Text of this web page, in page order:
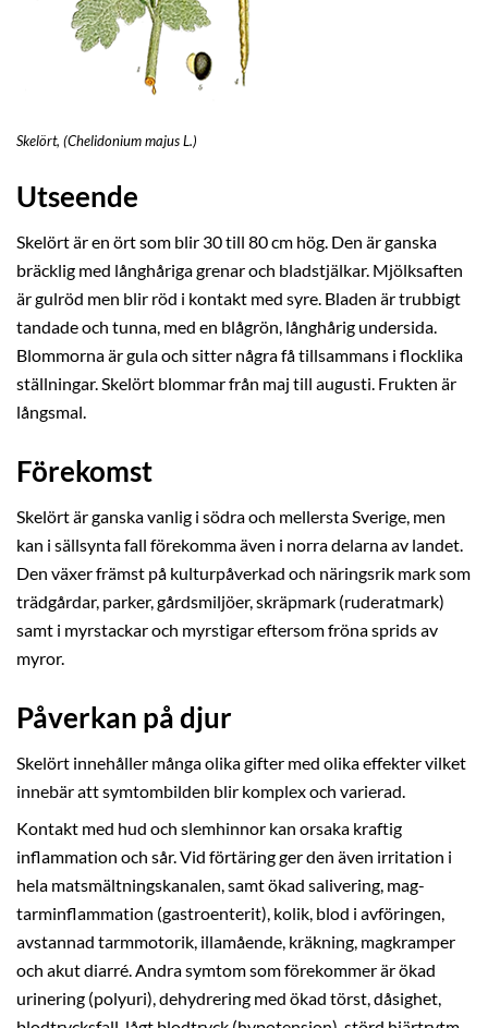
Skelört, (Chelidonium majus L.)
Utseende
Skelört är en ört som blir 30 till 80 cm hög. Den är ganska
bräcklig med långhåriga grenar och bladstjälkar. Mjölksaften
är gulröd men blir röd i kontakt med syre. Bladen är trubbigt
tandade och tunna, med en blågrön, långhårig undersida.
Blommorna är gula och sitter några få tillsammans i flocklika
ställningar. Skelört blommar från maj till augusti. Frukten är
långsmal.
Förekomst
Skelört är ganska vanlig i södra och mellersta Sverige, men
kan i sällsynta fall förekomma även i norra delarna av landet.
Den växer främst på kulturpåverkad och näringsrik mark som
trädgårdar, parker, gårdsmiljöer, skräpmark (ruderatmark)
samt i myrstackar och myrstigar eftersom fröna sprids av
myror.
Påverkan på djur
Skelört innehåller många olika gifter med olika effekter vilket
innebär att symtombilden blir komplex och varierad.
Kontakt med hud och slemhinnor kan orsaka kraftig
inflammation och sår. Vid förtäring ger den även irritation i
hela matsmältningskanalen, samt ökad salivering, mag-
tarminflammation (gastroenterit), kolik, blod i avföringen,
avstannad tarmmotorik, illamående, kräkning, magkramper
och akut diarré. Andra symtom som förekommer är ökad
urinering (polyuri), dehydrering med ökad törst, dåsighet,